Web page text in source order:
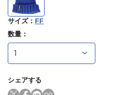
サイズ： FF
数量：
シェアする